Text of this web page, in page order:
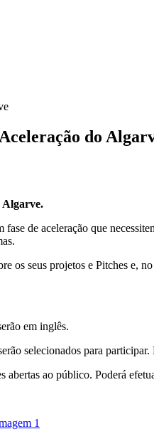
do
Algarve.
de aceleração que
os seus projetos e Pitches
em inglês.
selecionados para participar.
abertas ao público. Poderá